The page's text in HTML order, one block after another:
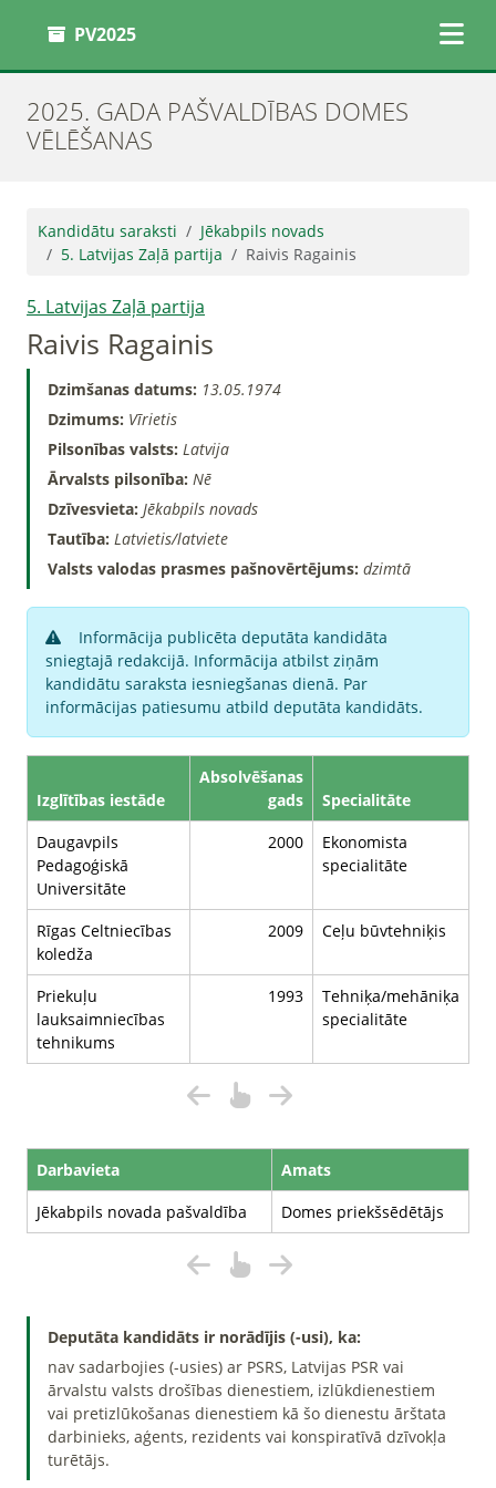
PV2025
2025. GADA PAŠVALDĪBAS DOMES
VĒLĒŠANAS
Kandidātu saraksti
Jēkabpils novads
5. Latvijas Zaļā partija
Raivis Ragainis
5. Latvijas Zaļā partija
Raivis Ragainis
Dzimšanas datums: 13.05.1974
Dzimums: Vīrietis
Pilsonības valsts: Latvija
Ārvalsts pilsonība: Nē
Dzīvesvieta: Jēkabpils novads
Tautība: Latvietis/latviete
Valsts valodas prasmes pašnovērtējums: dzimtā
Informācija publicēta deputāta kandidāta
sniegtajā redakcijā. Informācija atbilst ziņām
kandidātu saraksta iesniegšanas dienā. Par
informācijas patiesumu atbild deputāta kandidāts.
Izglītības iestāde
Absolvēšanas
gads
Specialitāte
Daugavpils
Pedagoģiskā
Universitāte
2000
Ekonomista
specialitāte
Rīgas Celtniecības
koledža
2009 Ceļu būvtehniķis
Priekuļu
lauksaimniecības
tehnikums
1993
Tehniķa/mehāniķa
specialitāte
Darbavieta
Amats
Jēkabpils novada pašvaldība
Domes priekšsēdētājs
Deputāta kandidāts ir norādījis (-usi), ka:
nav sadarbojies (-usies) ar PSRS, Latvijas PSR vai
ārvalstu valsts drošības dienestiem, izlūkdienestiem
vai pretizlūkošanas dienestiem kā šo dienestu ārštata
darbinieks, aģents, rezidents vai konspiratīvā dzīvokļa
turētājs.